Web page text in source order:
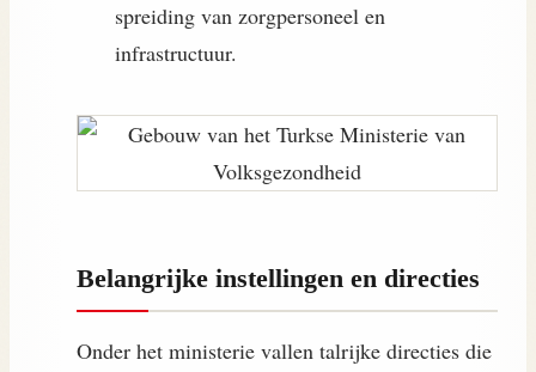
spreiding van zorgpersoneel en
infrastructuur.
Belangrijke instellingen en directies
Onder het ministerie vallen talrijke directies die